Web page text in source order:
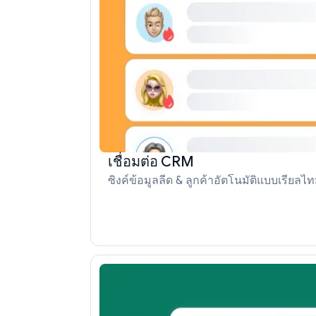
เชื่อมต่อ CRM
ซิงค์ข้อมูลลีด & ลูกค้าอัตโนมัติแบบเรียลไ